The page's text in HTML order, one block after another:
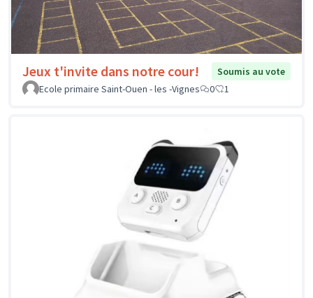
Jeux t'invite dans notre cour!
Soumis au vote
Ecole primaire Saint-Ouen - les -Vignes
0 1